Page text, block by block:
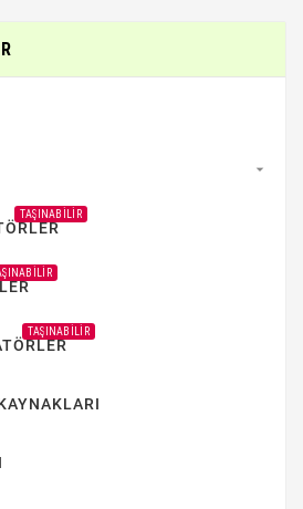

TAŞINABILIR
TAŞINABILIR